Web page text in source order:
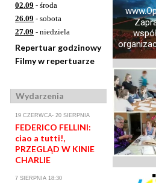
02.09 - środa
26.09 - sobota
27.09 - niedziela
Repertuar godzinowy
Filmy w repertuarze
Wydarzenia
19 CZERWCA- 20 SIERPNIA
FEDERICO FELLINI:
ciao a tutti!,
PRZEGLĄD W KINIE
CHARLIE
7 SIERPNIA 18:30